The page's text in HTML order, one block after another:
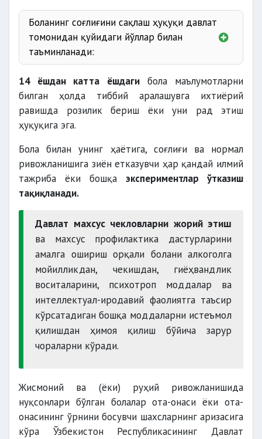
Боланинг соғлиғини сақлаш ҳуқуқи давлат
томонидан қуйидаги йўллар билан
таъминланади:
14 ёшдан катта ёшдагибола маълумотларни
билган ҳолда тиббий аралашувга ихтиёрий
равишда розилик бериш ёки уни рад этиш
ҳуқуқига эга.
Бола билан унинг ҳаётига, соғлиғи ва нормал
ривожланишига зиён етказувчи ҳар қандай илмий
тажриба ёки бошқа экспериментлар ўтказиш
тақиқланади.
Давлат махсус чекловларни жорий этиш
ва махсус профилактика дастурларини
амалга ошириш орқали болани алкоголга
мойилликдан, чекишдан, гиёҳвандлик
воситаларини, психотроп моддалар ва
интеллектуал-иродавий фаолиятга таъсир
кўрсатадиган бошқа моддаларни истеъмол
қилишдан ҳимоя қилиш бўйича зарур
чораларни кўради.
Жисмоний ва (ёки) руҳий ривожланишида
нуқсонлари бўлган болалар ота-онаси ёки ота-
онасининг ўрнини босувчи шахсларнинг аризасига
кўра Ўзбекистон Республикасининг Давлат